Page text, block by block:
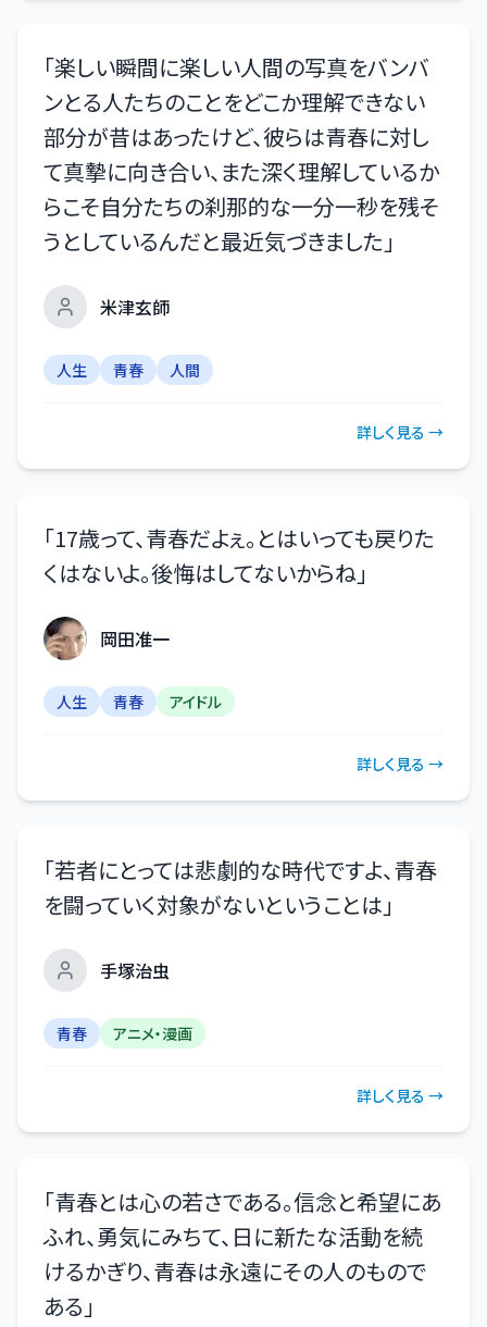
「楽しい瞬間に楽しい人間の写真をバンバ
ンとる人たちのことをどこか理解できない
部分が昔はあったけど、彼らは青春に対し
て真摯に向き合い、また深く理解しているか
らこそ自分たちの刹那的な一分一秒を残そ
うとしているんだと最近気づきました 」
米津玄師
人生 青春 人間
詳しく見る →
「17歳って、青春だよぇ。とはいっても戻りた
くはないよ。後悔はしてないからね」
岡田准一
人生 青春 アイドル
詳しく見る →
「若者にとっては悲劇的な時代ですよ、青春
を闘っていく対象がないということは 」
手塚治虫
青春 アニメ・漫画
詳しく見る →
「青春とは心の若さである。信念と希望にあ
ふれ、勇気にみちて、日に新たな活動を続
けるかぎり、青春は永遠にその人のもので
ある 」